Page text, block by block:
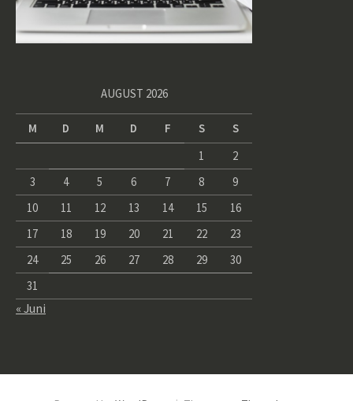
AUGUST 2026
M D M D F S
S
1
2
3
4 5 6 7 8
9
10
11 12 13 14 15
16
17
18 19 20 21 22
23
24
25 26 27 28 29
30
31
« Juni